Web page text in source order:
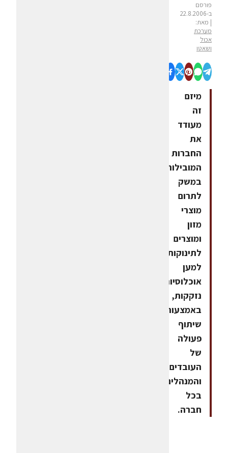
פורסם
ב-22.8.2006
| מאת:
מערכת
אכול
ושאטו
מיזם
זה
מעודד
את
החברות
המובילות
במשק
לתרום
מוצרי
מזון
ומוצרים
לתינוקות
למען
אוכלוסיות
נזקקות,
באמצעות
שיתוף
פעולה
של
העובדים
והמנהלים
בכל
חברה.